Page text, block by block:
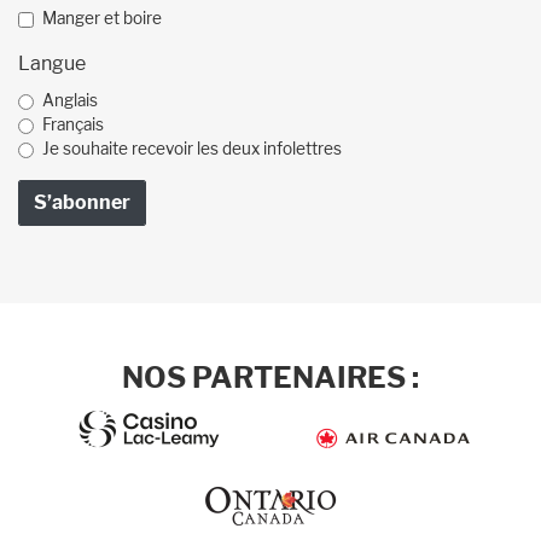
Manger et boire
Langue
Anglais
Français
Je souhaite recevoir les deux infolettres
NOS PARTENAIRES :